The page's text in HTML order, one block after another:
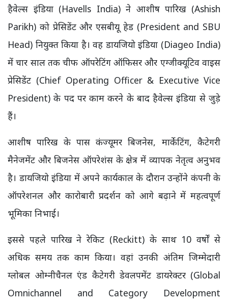
हैवेल्स इंडिया (Havells India) ने आशीष पारिख (Ashish
Parikh) को प्रेसिडेंट और एसबीयू हेड (President and SBU
Head) नियुक्त किया है। वह डायजियो इंडिया (Diageo India)
में चार साल तक चीफ ऑपरेटिंग ऑफिसर और एग्जीक्यूटिव वाइस
प्रेसिडेंट (Chief Operating Officer & Executive Vice
President) के पद पर काम करने के बाद हैवेल्स इंडिया से जुड़े
हैं।
आशीष पारिख के पास कंज्यूमर बिजनेस, मार्केटिंग, कैटेगरी
मैनेजमेंट और बिजनेस ऑपरेशंस के क्षेत्र में व्यापक नेतृत्व अनुभव
है। डायजियो इंडिया में अपने कार्यकाल के दौरान उन्होंने कंपनी के
ऑपरेशनल और कारोबारी प्रदर्शन को आगे बढ़ाने में महत्वपूर्ण
भूमिका निभाई।
इससे पहले पारिख ने रेकिट (Reckitt) के साथ 10 वर्षों से
अधिक समय तक काम किया। वहां उनकी अंतिम जिम्मेदारी
ग्लोबल ओम्नीचैनल एंड कैटेगरी डेवलपमेंट डायरेक्टर (Global
Omnichannel and Category Development